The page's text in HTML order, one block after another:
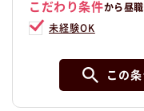
こだわり条件から昼
未経験OK
この